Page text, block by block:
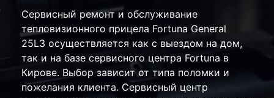
Сервисный ремонт и обслуживание
тепловизионного прицела Fortuna General
25L3 осуществляется как с выездом на дом,
так и на базе сервисного центра Fortuna в
Кирове. Выбор зависит от типа поломки и
пожелания клиента. Сервисный центр